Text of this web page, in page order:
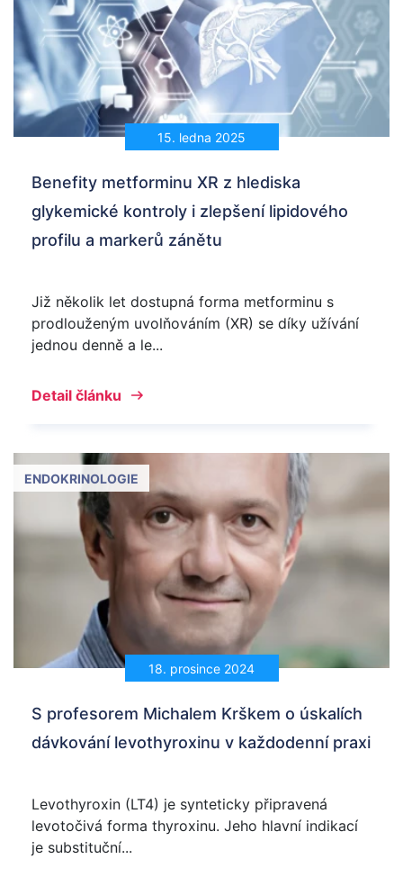
15. ledna 2025
Benefity metforminu XR z hlediska
glykemické kontroly i zlepšení lipidového
profilu a markerů zánětu
Již několik let dostupná forma metforminu s
prodlouženým uvolňováním (XR) se díky užívání
jednou denně a le...
Detail článku
18. prosince 2024
ENDOKRINOLOGIE
S profesorem Michalem Krškem o úskalích
dávkování levothyroxinu v každodenní praxi
Levothyroxin (LT4) je synteticky připravená
levotočivá forma thyroxinu. Jeho hlavní indikací
je substituční...